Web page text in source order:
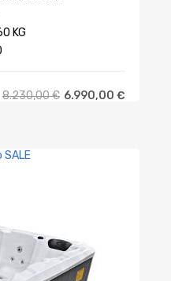
KG
8.230,00€ 6.990,00 €
SALE